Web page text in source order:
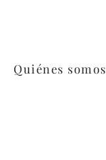
Quiénes somos